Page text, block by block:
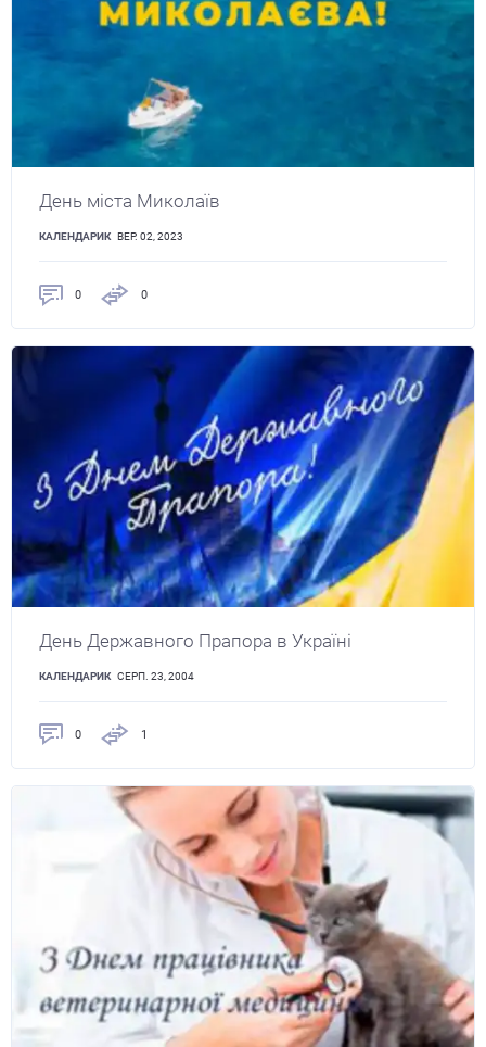
День міста Миколаїв
КАЛЕНДАРИК ВЕР. 02, 2023
0 0
День Державного Прапора в Україні
КАЛЕНДАРИК СЕРП. 23, 2004
0 1